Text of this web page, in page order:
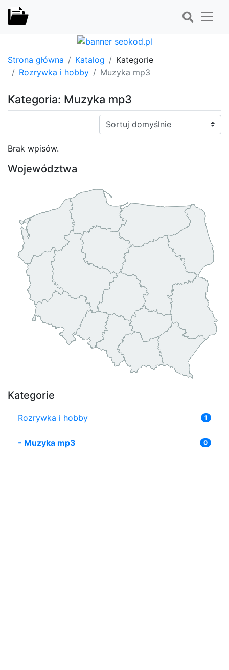
Strona główna Katalog
Kategorie
Rozrywka i hobby
Muzyka mp3
Kategoria: Muzyka mp3
Sortuj:
Brak wpisów.
Województwa
Kategorie
Rozrywka i hobby 1
- Muzyka mp3 0